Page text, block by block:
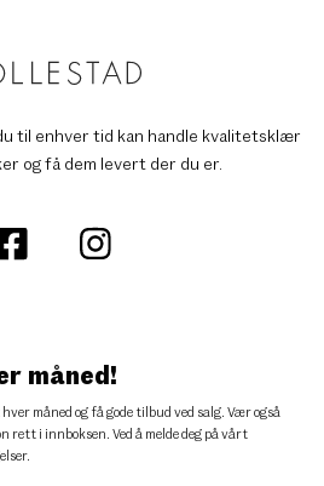
til enhver tid kan handle kvalitetsklær
og få dem levert der du er.
måned!
måned og få gode tilbud ved salg. Vær også
rett i innboksen. Ved å melde deg på vårt
.